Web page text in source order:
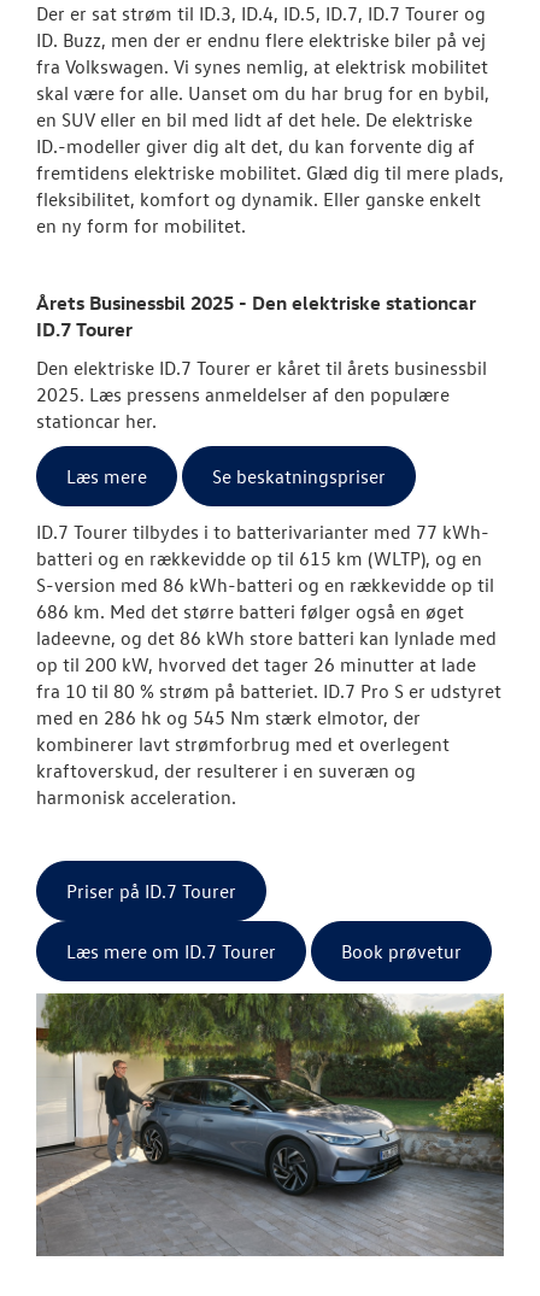
Der er sat strøm til ID.3, ID.4, ID.5, ID.7, ID.7 Tourer og
ID. Buzz, men der er endnu flere elektriske biler på vej
fra Volkswagen. Vi synes nemlig, at elektrisk mobilitet
skal være for alle. Uanset om du har brug for en bybil,
en SUV eller en bil med lidt af det hele. De elektriske
ID.-modeller giver dig alt det, du kan forvente dig af
fremtidens elektriske mobilitet. Glæd dig til mere plads,
fleksibilitet, komfort og dynamik. Eller ganske enkelt
en ny form for mobilitet.
Årets Businessbil 2025 - Den elektriske stationcar
ID.7 Tourer
Den elektriske ID.7 Tourer er kåret til årets businessbil
2025. Læs pressens anmeldelser af den populære
stationcar her.
Læs mere Se beskatningspriser
ID.7 Tourer tilbydes i to batterivarianter med 77 kWh-
batteri og en rækkevidde op til 615 km (WLTP), og en
S-version med 86 kWh-batteri og en rækkevidde op til
686 km. Med det større batteri følger også en øget
ladeevne, og det 86 kWh store batteri kan lynlade med
op til 200 kW, hvorved det tager 26 minutter at lade
fra 10 til 80 % strøm på batteriet. ID.7 Pro S er udstyret
med en 286 hk og 545 Nm stærk elmotor, der
kombinerer lavt strømforbrug med et overlegent
kraftoverskud, der resulterer i en suveræn og
harmonisk acceleration.
Priser på ID.7 Tourer
Læs mere om ID.7 Tourer Book prøvetur